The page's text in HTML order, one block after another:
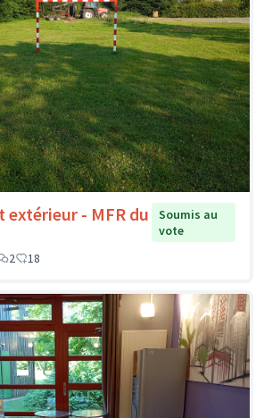
extérieur - MFR du
Soumis au
vote
2 18